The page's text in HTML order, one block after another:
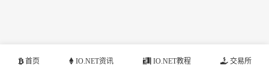
首页 IO.NET资讯 IO.NET教程 交易所